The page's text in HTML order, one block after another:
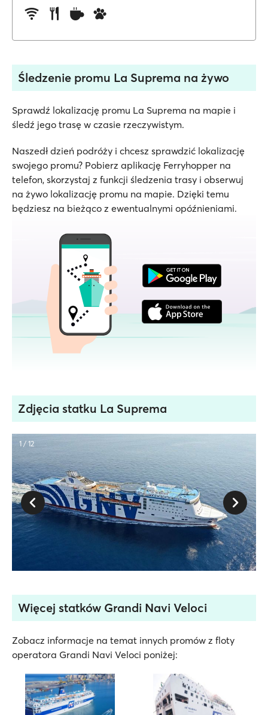
Śledzenie promu La Suprema na żywo
Sprawdź lokalizację promu La Suprema na mapie i
śledź jego trasę w czasie rzeczywistym.
Naszedł dzień podróży i chcesz sprawdzić lokalizację
swojego promu? Pobierz aplikację Ferryhopper na
telefon, skorzystaj z funkcji śledzenia trasy i obserwuj
na żywo lokalizację promu na mapie. Dzięki temu
będziesz na bieżąco z ewentualnymi opóźnieniami.
Zdjęcia statku La Suprema
1 / 12
Więcej statków Grandi Navi Veloci
Zobacz informacje na temat innych promów z floty
operatora Grandi Navi Veloci poniżej: